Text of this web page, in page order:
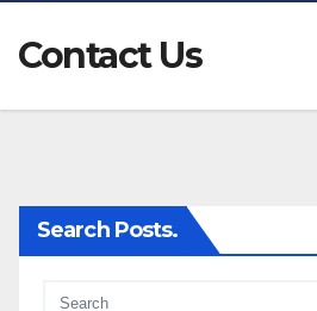
Contact Us
Search Posts.